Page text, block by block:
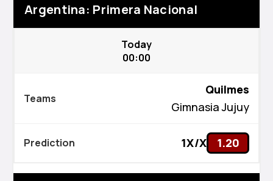
Argentina: Primera Nacional
Today
00:00
Quilmes
Gimnasia Jujuy
1X/X 1.20